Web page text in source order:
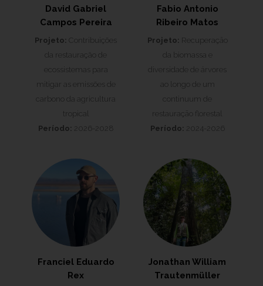
David Gabriel
Campos Pereira
Projeto: Contribuições
da restauração de
ecossistemas para
mitigar as emissões de
carbono da agricultura
tropical
Período: 2026-2028
Fabio Antonio
Ribeiro Matos
Projeto: Recuperaçāo
da biomassa e
diversidade de árvores
ao longo de um
continuum de
restauraçāo florestal
Período: 2024-2026
Franciel Eduardo
Rex
Jonathan William
Trautenmüller